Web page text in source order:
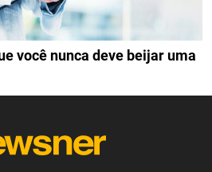
você nunca deve beijar uma